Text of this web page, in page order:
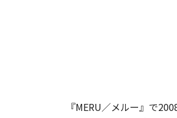
『MERU／メルー』で